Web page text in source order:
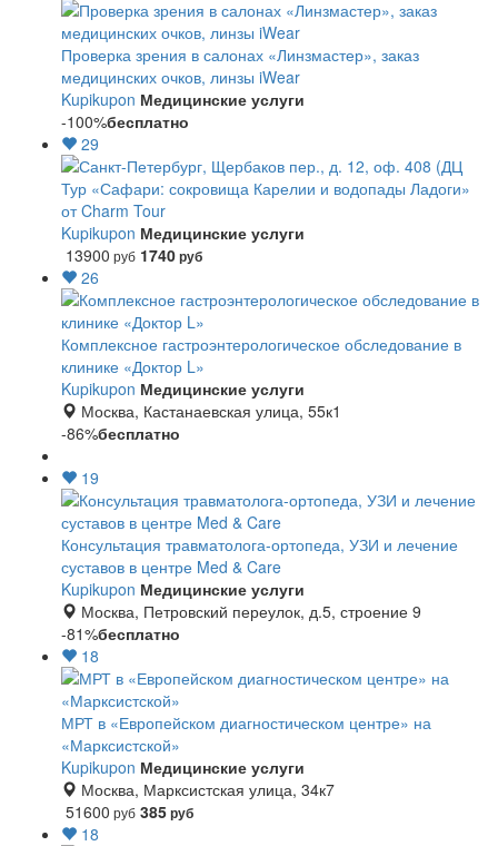
Проверка зрения в салонах «Линзмастер», заказ
медицинских очков, линзы iWear
Kupikupon Медицинские услуги
-100%бесплатно
29
Тур «Сафари: сокровища Карелии и водопады Ладоги»
от Charm Tour
Kupikupon Медицинские услуги
13900 руб 1740руб
26
Комплексное гастроэнтерологическое обследование в
клинике «Доктор L»
Kupikupon Медицинские услуги
Москва, Кастанаевская улица, 55к1
-86%бесплатно
19
Консультация травматолога-ортопеда, УЗИ и лечение
суставов в центре Med & Care
Kupikupon Медицинские услуги
Москва, Петровский переулок, д.5, строение 9
-81%бесплатно
18
МРТ в «Европейском диагностическом центре» на
«Марксистской»
Kupikupon Медицинские услуги
Москва, Марксистская улица, 34к7
51600 руб 385руб
18